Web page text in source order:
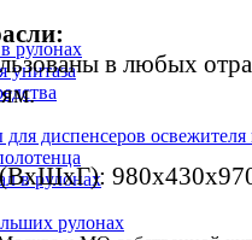
рулонах
унитаза
диспенсеров освежителя
в рулонах
рулонах
в любых
(ВхШхГ):